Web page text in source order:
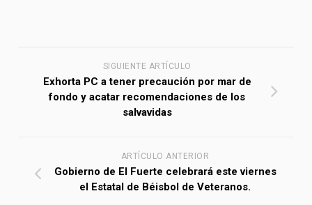
SIGUIENTE ARTÍCULO
Exhorta PC a tener precaución por mar de
fondo y acatar recomendaciones de los
salvavidas
ARTÍCULO ANTERIOR
Gobierno de El Fuerte celebrará este viernes
el Estatal de Béisbol de Veteranos.